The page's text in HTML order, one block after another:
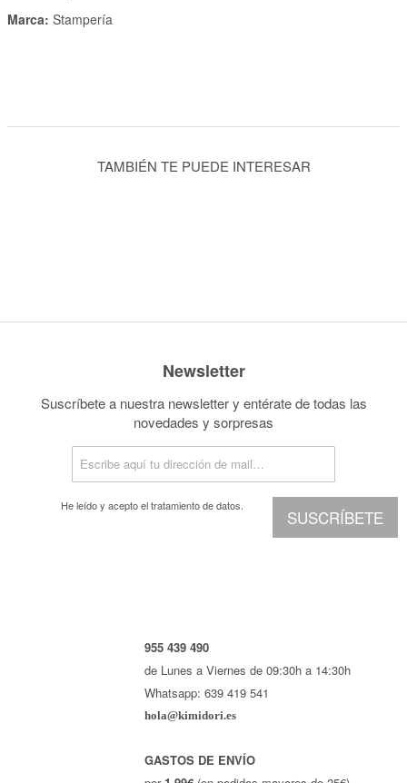
Marca: Stampería
TAMBIÉN TE PUEDE INTERESAR
Newsletter
Suscríbete a nuestra newsletter y entérate de todas las
novedades y sorpresas
SUSCRÍBETE
He leído y acepto eltratamiento de datos.
955 439 490
de Lunes a Viernes de 09:30h a 14:30h
Whatsapp: 639 419 541
hola@kimidori.es
GASTOS DE ENVÍO